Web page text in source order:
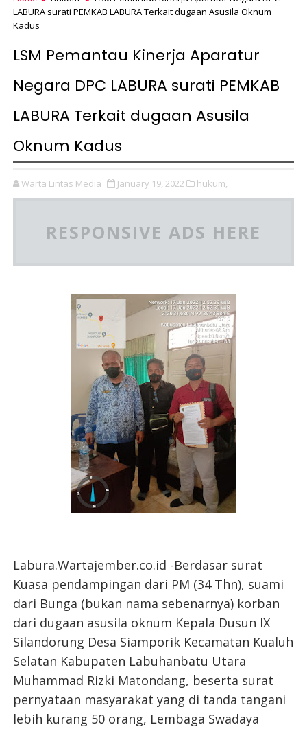
LABURA surati PEMKAB LABURA Terkait dugaan Asusila Oknum
Kadus
LSM Pemantau Kinerja Aparatur
Negara DPC LABURA surati PEMKAB
LABURA Terkait dugaan Asusila
Oknum Kadus
Warta Lintas Media January 19, 2022 hukum,
RESPONSIVE ADS HERE
Labura.Wartajember.co.id -Berdasar surat
Kuasa pendampingan dari PM (34 Thn), suami
dari Bunga (bukan nama sebenarnya) korban
dari dugaan asusila oknum Kepala Dusun IX
Silandorung Desa Siamporik Kecamatan Kualuh
Selatan Kabupaten Labuhanbatu Utara
Muhammad Rizki Matondang, beserta surat
pernyataan masyarakat yang di tanda tangani
lebih kurang 50 orang, Lembaga Swadaya